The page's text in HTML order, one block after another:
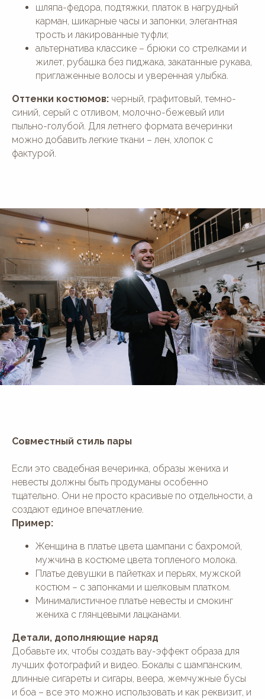
шляпа-федора, подтяжки, платок в нагрудный
карман, шикарные часы и запонки, элегантная
трость и лакированные туфли;
альтернатива классике – брюки со стрелками и
жилет, рубашка без пиджака, закатанные рукава,
приглаженные волосы и уверенная улыбка.
Оттенки костюмов: черный, графитовый, темно-
синий, серый с отливом, молочно-бежевый или
пыльно-голубой. Для летнего формата вечеринки
можно добавить легкие ткани – лен, хлопок с
фактурой.
Совместный стиль пары
Если это свадебная вечеринка, образы жениха и
невесты должны быть продуманы особенно
тщательно. Они не просто красивые по отдельности, а
создают единое впечатление.
Пример:
Женщина в платье цвета шампани с бахромой,
мужчина в костюме цвета топленого молока.
Платье девушки в пайетках и перьях, мужской
костюм – с запонками и шелковым платком.
Минималистичное платье невесты и смокинг
жениха с глянцевыми лацканами.
Детали, дополняющие наряд
Добавьте их, чтобы создать вау-эффект образа для
лучших фотографий и видео. Бокалы с шампанским,
длинные сигареты и сигары, веера, жемчужные бусы
и боа – все это можно использовать и как реквизит, и